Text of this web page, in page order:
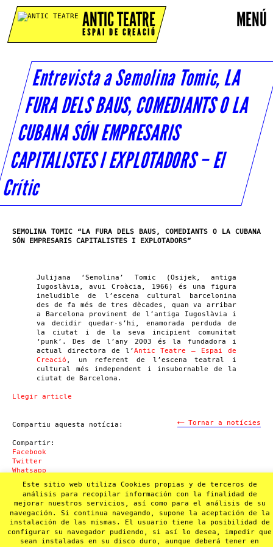
MENÚ
ANTIC TEATRE
ESPAI DE CREACIÓ
Entrevista a Semolina Tomic, LA
FURA DELS BAUS, COMEDIANTS O LA
CUBANA SÓN EMPRESARIS
CAPITALISTES I EXPLOTADORS – El
Crític
SEMOLINA TOMIC “LA FURA DELS BAUS, COMEDIANTS O LA CUBANA
SÓN EMPRESARIS CAPITALISTES I EXPLOTADORS”
Julijana ‘Semolina’ Tomic (Osijek, antiga
Iugoslàvia, avui Croàcia, 1966) és una figura
ineludible de l’escena cultural barcelonina
des de fa més de tres dècades, quan va arribar
a Barcelona provinent de l’antiga Iugoslàvia i
va decidir quedar-s’hi, enamorada perduda de
la ciutat i de la seva incipient comunitat
‘punk’. Des de l’any 2003 és la fundadora i
actual directora de l’Antic Teatre – Espai de
Creació , un referent de l’escena teatral i
cultural més independent i insubornable de la
ciutat de Barcelona.
Llegir article
Compartiu aquesta notícia:
Compartir:
Facebook
Twitter
Whatsapp
←Tornar a notícies
Este sitio web utiliza Cookies propias y de terceros de
análisis para recopilar información con la finalidad de
mejorar nuestros servicios, así como para el análisis de su
navegación. Si continua navegando, supone la aceptación de la
instalación de las mismas. El usuario tiene la posibilidad de
configurar su navegador pudiendo, si así lo desea, impedir que
sean instaladas en su disco duro, aunque deberá tener en